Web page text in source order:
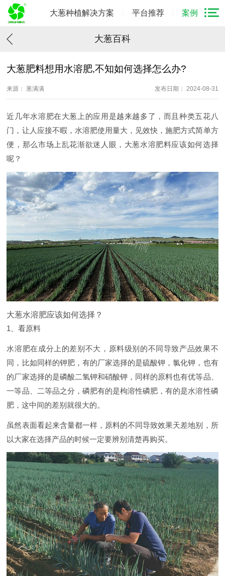
大葱种植解决方案 平台推荐 案例
大葱百科
大葱肥料想用水溶肥,不知如何选择怎么办?
来源： 葱满满 发布日期： 2024-08-31
近几年水溶肥在大葱上的应用是越来越多了，而且种类五花八
门，让人应接不暇，水溶肥使用量大，见效快，施肥方式简单方
便，那么市场上乱花渐欲迷人眼，大葱水溶肥料应该如何选择
呢？
大葱水溶肥应该如何选择？
1、看原料
水溶肥在成分上的差别不大，原料级别的不同导致产品效果不
同，比如同样的钾肥，有的厂家选择的是硫酸钾，氯化钾，也有
的厂家选择的是磷酸二氢钾和硝酸钾，同样的原料也有优等品、
一等品、二等品之分，磷肥有的是枸溶性磷肥，有的是水溶性磷
肥，这中间的差别就很大的。
虽然表面看起来含量都一样，原料的不同导致效果天差地别，所
以大家在选择产品的时候一定要辨别清楚再购买。